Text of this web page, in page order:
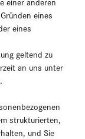
eines
eines
geltend zu
an uns unter
strukturierten,
und Sie